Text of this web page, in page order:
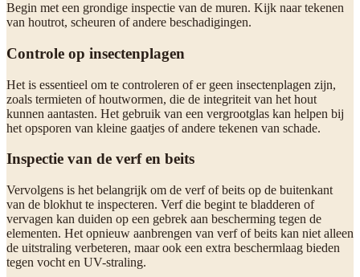
Begin met een grondige inspectie van de muren. Kijk naar tekenen
van houtrot, scheuren of andere beschadigingen.
Controle op insectenplagen
Het is essentieel om te controleren of er geen insectenplagen zijn,
zoals termieten of houtwormen, die de integriteit van het hout
kunnen aantasten. Het gebruik van een vergrootglas kan helpen bij
het opsporen van kleine gaatjes of andere tekenen van schade.
Inspectie van de verf en beits
Vervolgens is het belangrijk om de verf of beits op de buitenkant
van de blokhut te inspecteren. Verf die begint te bladderen of
vervagen kan duiden op een gebrek aan bescherming tegen de
elementen. Het opnieuw aanbrengen van verf of beits kan niet alleen
de uitstraling verbeteren, maar ook een extra beschermlaag bieden
tegen vocht en UV-straling.